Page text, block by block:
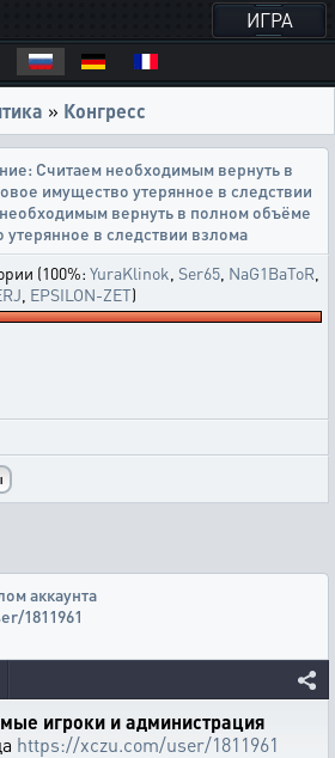
ИГРА
» Конгресс
Считаем необходимым вернуть в
имущество утерянное в следствии
вернуть в полном объёме
в следствии взлома
(100%: YuraKlinok Ser65 NaG1BaToR
EPSILON-ZET)
аккаунта
1811961
игроки и администрация
https://xczu.com/user/1811961